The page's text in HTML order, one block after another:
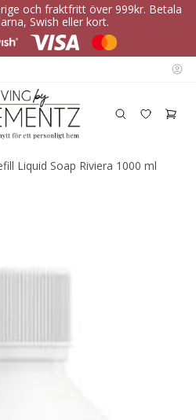
och fraktfritt över 999kr. Betala
Swish eller kort.
Liquid Soap Riviera 1000 ml